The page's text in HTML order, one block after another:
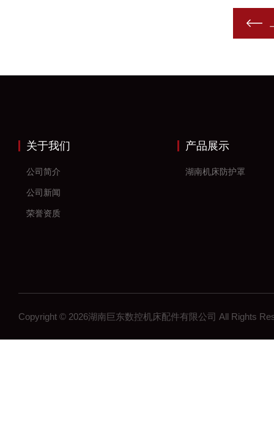
关于我们
公司简介
公司新闻
荣誉资质
产品展示
湖南机床防护罩
Copyright © 2026湖南巨东数控机床配件有限公司 All Rights